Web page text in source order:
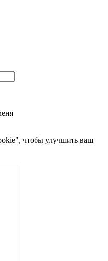
чтобы улучшить ваш